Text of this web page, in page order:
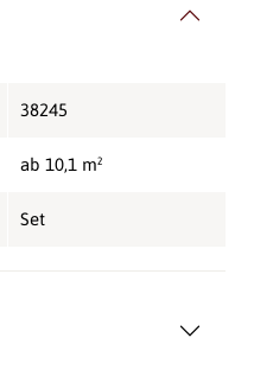
38245
ab 10,1 m²
Set